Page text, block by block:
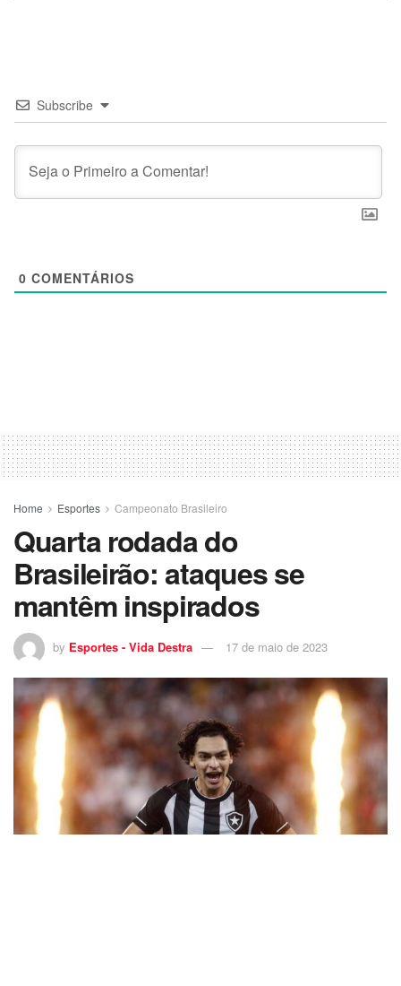
Subscribe
0 COMENTÁRIOS
Home Esportes Campeonato Brasileiro
Quarta rodada do
Brasileirão: ataques se
mantêm inspirados
by Esportes - Vida Destra 17 de maio de 2023